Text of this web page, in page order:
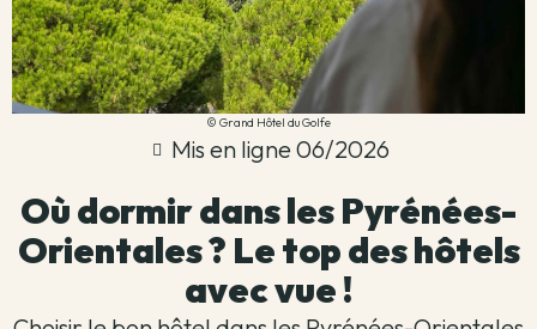
© Grand Hôtel du Golfe
Mis en ligne 06/2026
Où dormir dans les Pyrénées-
Orientales ? Le top des hôtels
avec vue !